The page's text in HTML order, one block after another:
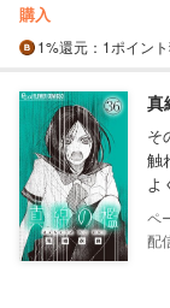
購入
1%還元 ：1ポイン
真
そ
触
よ
配